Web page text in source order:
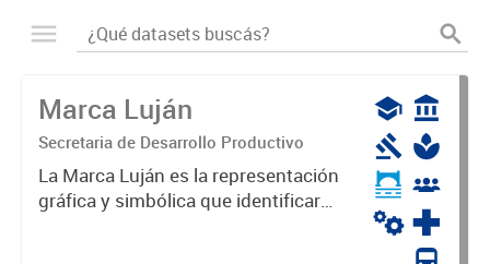
Marca Luján
Secretaria de Desarrollo Productivo
La Marca Luján es la representación
gráfica y simbólica que identificará